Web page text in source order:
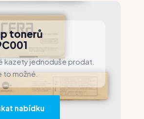
tonerů
kazety jednoduše prodat.
to možné.
nabídku